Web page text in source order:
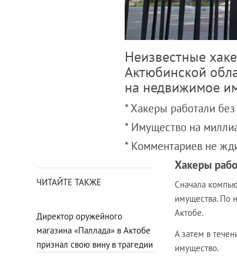
Неизвестные
Актюбинской
на недвижимое
* Хакеры работали
* Имущество на
* Комментариев не
ЧИТАЙТЕ ТАКЖЕ
Директор оружейного
магазина «Паллада» в Актобе
признал свою вину в трагедии
Хакеры
Сначала
имущества. По
Актобе.
А затем в
имущество.